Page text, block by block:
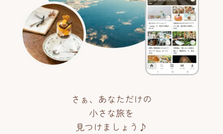
さぁ、あなただけの
小さな旅を
見つけましょう♪